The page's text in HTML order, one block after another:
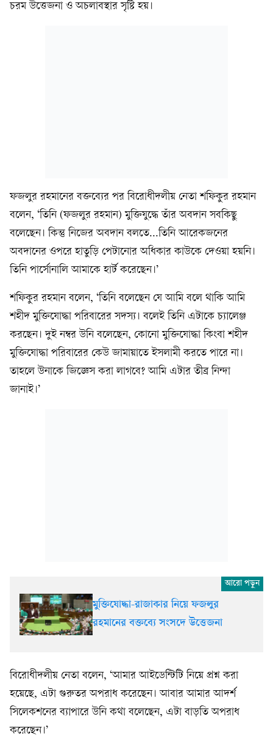
চরম উত্তেজনা ও অচলাবস্থার সৃষ্টি হয়।
ফজলুর রহমানের বক্তব্যের পর বিরোধীদলীয় নেতা শফিকুর রহমান
বলেন, ‘তিনি (ফজলুর রহমান) মুক্তিযুদ্ধে তাঁর অবদান সবকিছু
বলেছেন। কিন্তু নিজের অবদান বলতে...তিনি আরেকজনের
অবদানের ওপরে হাতুড়ি পেটানোর অধিকার কাউকে দেওয়া হয়নি।
তিনি পার্সোনালি আমাকে হার্ট করেছেন।’
শফিকুর রহমান বলেন, ‘তিনি বলেছেন যে আমি বলে থাকি আমি
শহীদ মুক্তিযোদ্ধা পরিবারের সদস্য। বলেই তিনি এটাকে চ্যালেঞ্জ
করছেন। দুই নম্বর উনি বলেছেন, কোনো মুক্তিযোদ্ধা কিংবা শহীদ
মুক্তিযোদ্ধা পরিবারের কেউ জামায়াতে ইসলামী করতে পারে না।
তাহলে উনাকে জিজ্ঞেস করা লাগবে? আমি এটার তীব্র নিন্দা
জানাই।’
মুক্তিযোদ্ধা-রাজাকার নিয়ে ফজলুর
রহমানের বক্তব্যে সংসদে উত্তেজনা
বিরোধীদলীয় নেতা বলেন, ‘আমার আইডেন্টিটি নিয়ে প্রশ্ন করা
হয়েছে, এটা গুরুতর অপরাধ করেছেন। আবার আমার আদর্শ
সিলেকশনের ব্যাপারে উনি কথা বলেছেন, এটা বাড়তি অপরাধ
করেছেন।’